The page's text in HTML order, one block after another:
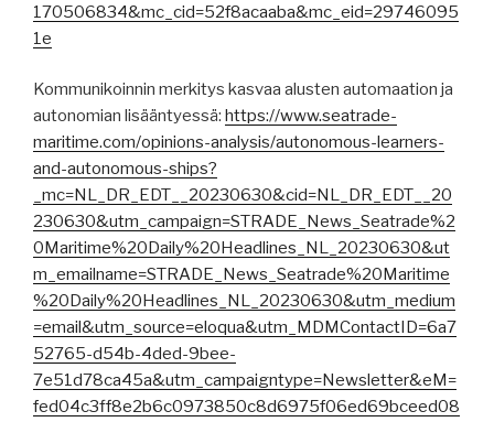
170506834&mc_cid=52f8acaaba&mc_eid=29746095
1e
Kommunikoinnin merkitys kasvaa alusten automaation ja
autonomian lisääntyessä: https://www.seatrade-
maritime.com/opinions-analysis/autonomous-learners-
and-autonomous-ships?
_mc=NL_DR_EDT__20230630&cid=NL_DR_EDT__20
230630&utm_campaign=STRADE_News_Seatrade%2
0Maritime%20Daily%20Headlines_NL_20230630&ut
m_emailname=STRADE_News_Seatrade%20Maritime
%20Daily%20Headlines_NL_20230630&utm_medium
=email&utm_source=eloqua&utm_MDMContactID=6a7
52765-d54b-4ded-9bee-
7e51d78ca45a&utm_campaigntype=Newsletter&eM=
fed04c3ff8e2b6c0973850c8d6975f06ed69bceed08